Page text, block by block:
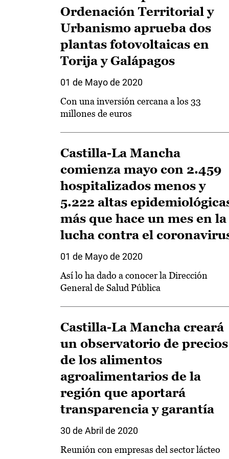
Ordenación Territorial y
Urbanismo aprueba dos
plantas fotovoltaicas en
Torija y Galápagos
01 de Mayo de 2020
Con una inversión cercana a los 33
millones de euros
Castilla-La Mancha
comienza mayo con 2.459
hospitalizados menos y
5.222 altas
más que hace un mes en la
lucha contra el
01 de Mayo de 2020
Así lo ha dado a conocer la Dirección
General de Salud Pública
Castilla-La Mancha creará
un observatorio de precios
de los alimentos
agroalimentarios de la
región que aportará
transparencia y garantía
30 de Abril de 2020
Reunión con empresas del sector lácteo